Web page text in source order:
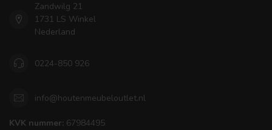
Zandwilg 21
1731 LS Winkel
Nederland
0224-850 926
info@houtenmeubeloutlet.nl
KVK nummer: 67984495